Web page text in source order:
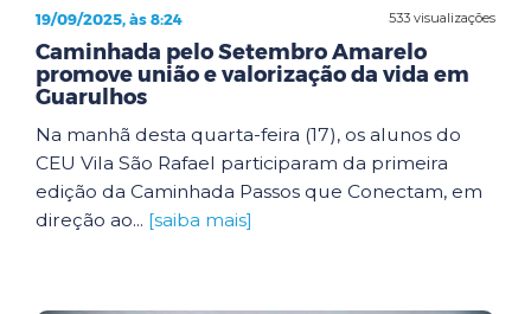
533 visualizações
19/09/2025, às 8:24
Caminhada pelo Setembro Amarelo
promove união e valorização da vida em
Guarulhos
Na manhã desta quarta-feira (17), os alunos do
CEU Vila São Rafael participaram da primeira
edição da Caminhada Passos que Conectam, em
direção ao... [saiba mais]